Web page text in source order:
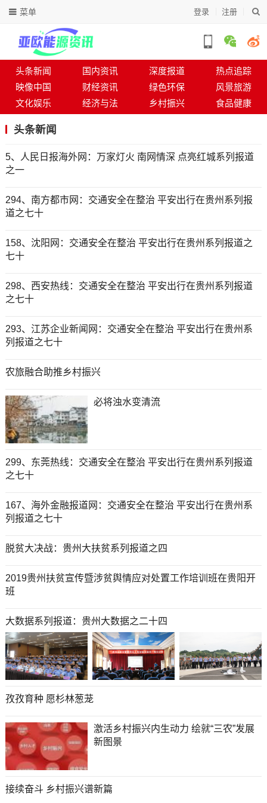
登录 注册
菜单
头条新闻 国内资讯 深度报道
热点追踪
映像中国
财经资讯 绿色环保
风景旅游
文化娱乐
经济与法 乡村振兴 食品健康
头条新闻
5、人民日报海外网：万家灯火 南网情深 点亮红城系列报道
之一
294、南方都市网：交通安全在整治 平安出行在贵州系列报
道之七十
158、沈阳网：交通安全在整治 平安出行在贵州系列报道之
七十
298、西安热线：交通安全在整治 平安出行在贵州系列报道
之七十
293、江苏企业新闻网：交通安全在整治 平安出行在贵州系
列报道之七十
农旅融合助推乡村振兴
必将浊水变清流
299、东莞热线：交通安全在整治 平安出行在贵州系列报道
之七十
167、海外金融报道网：交通安全在整治 平安出行在贵州系
列报道之七十
脱贫大决战：贵州大扶贫系列报道之四
2019贵州扶贫宣传暨涉贫舆情应对处置工作培训班在贵阳开
班
大数据系列报道：贵州大数据之二十四
孜孜育种 愿杉林葱茏
激活乡村振兴内生动力 绘就“三农”发展
新图景
接续奋斗 乡村振兴谱新篇